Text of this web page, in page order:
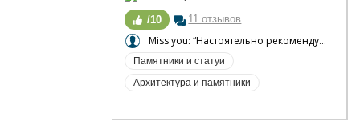
/10 11 отзывов
Miss you: “Настоятельно рекомендую ”
Памятники и статуи
Архитектура и памятники